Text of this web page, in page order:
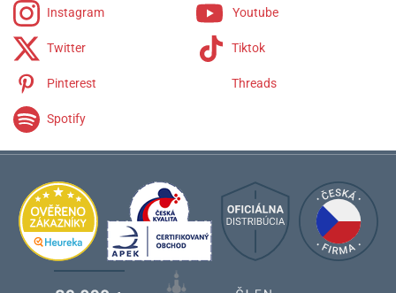
Instagram Youtube
Twitter Tiktok
Pinterest Threads
Spotify